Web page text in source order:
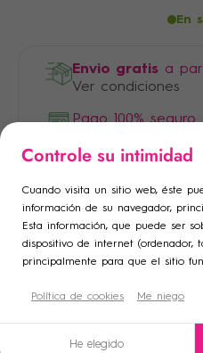
En
Envio gratis a
Ver condiciones
Pago 100% seguro
Condiciones de uso
Añadir a la lista de deseos
add_circle_outline Crear una nueva lista
Crear lista de deseos
Nombre de la lista de deseos
Cancelar Crear lista de
Iniciar sesión
Debe iniciar sesión para
deseos.
Cancelar Iniciar sesión
Controle su intimidad
Cuando visita un sitio web, éste
información de su navegador,
Esta información, que puede ser
dispositivo de internet (ordenador,
principalmente para que el sitio
Política de cookies Me niego
He elegido